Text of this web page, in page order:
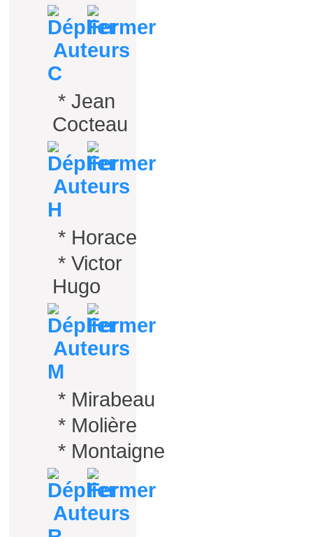
Auteurs
C
* Jean
Cocteau
Auteurs
H
* Horace
* Victor
Hugo
Auteurs
M
* Mirabeau
* Molière
* Montaigne
Auteurs